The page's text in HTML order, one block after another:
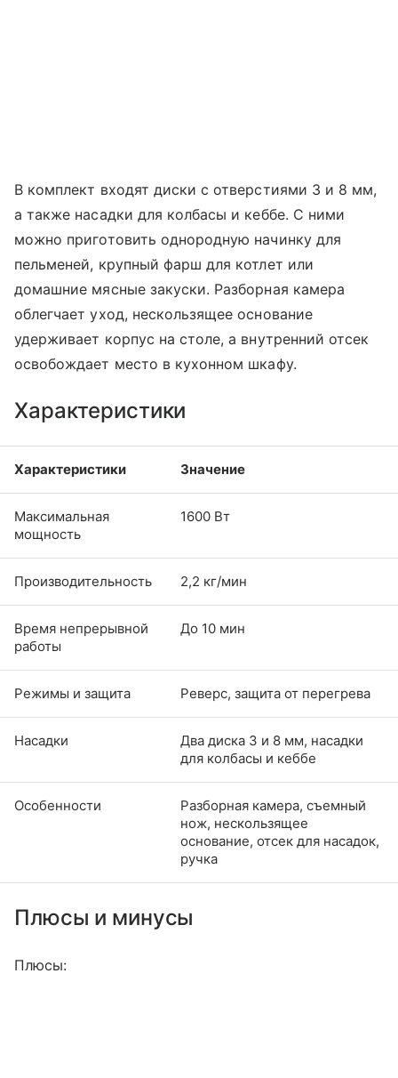
В комплект входят диски с отверстиями 3 и 8 мм,
а также насадки для колбасы и кеббе. С ними
можно приготовить однородную начинку для
пельменей, крупный фарш для котлет или
домашние мясные закуски. Разборная камера
облегчает уход, нескользящее основание
удерживает корпус на столе, а внутренний отсек
освобождает место в кухонном шкафу.
Характеристики
Характеристики Значение
Максимальная
мощность
1600 Вт
Производительность 2,2 кг/мин
Время непрерывной
работы
До 10 мин
Режимы и защита Реверс, защита от перегрева
Насадки
Два диска 3 и 8 мм, насадки
для колбасы и кеббе
Особенности
Разборная камера, съемный
нож, нескользящее
основание, отсек для насадок,
ручка
Плюсы и минусы
Плюсы: